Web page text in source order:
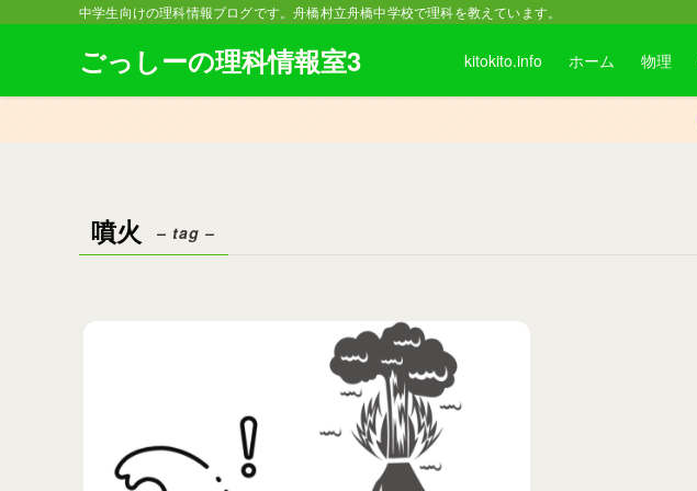
中学生向けの理科情報ブログです。舟橋村立舟橋中学校で理科を教えています。
ごっしーの理科情報室3 kitokito.info ホーム 物理
噴火 – tag –